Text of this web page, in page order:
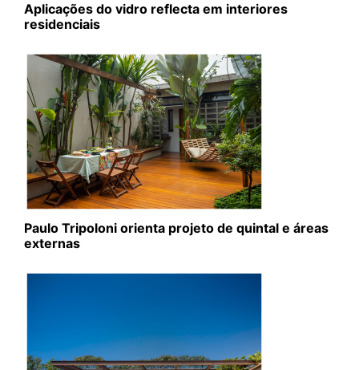
Aplicações do vidro reflecta em interiores
residenciais
Paulo Tripoloni orienta projeto de quintal e áreas
externas